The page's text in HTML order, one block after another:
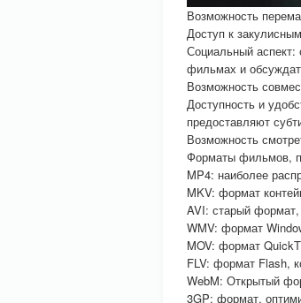
Возможность
Доступ к
Социальный аспект:
фильмах и
Возможность
Доступность и
предоставляют
Возможность
Форматы фильмов,
MP4: наиболее
MKV: формат
AVI: старый
WMV: формат
MOV: формат
FLV: формат Flash,
WebM: Открытый
3GP: формат,